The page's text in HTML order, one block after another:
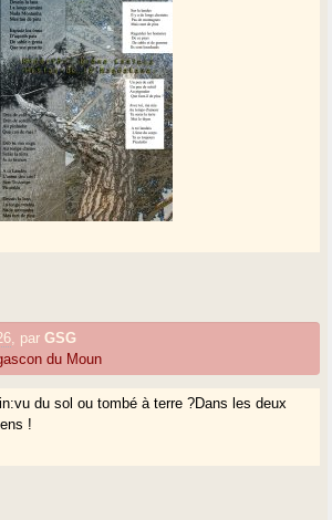
parGSG
du Moun
du sol ou tombé à terre ?Dans les deux
!